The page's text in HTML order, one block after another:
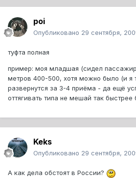
poi
Опубликовано 29 сентября,
туфта полная
пример: моя младшая (сидел
метров 400-500, хотя можно было (и я
развернутся за 3-4 приёма - да ещё
оттягивать типа не мешай так быстрее
Keks
Опубликовано 29 сентября,
А как дела обстоят в России?